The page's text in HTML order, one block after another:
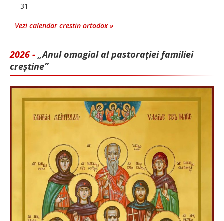
31
Vezi calendar crestin ortodox »
2026 - „Anul omagial al pastorației familiei
creștine”